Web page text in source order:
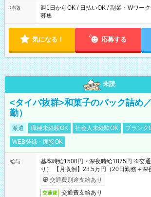
特徴
週1日からOK / 日払いOK / 副業・Wワー
募集
気になる！ 応募する
未読
<タイパ抜群>和菓子のパック詰め
勤）
派遣 職種未経験OK 社会人未経験OK
ブランク
WEB登録・面接OK
給与
基本時給1500円・深夜時給1875円 ※交
り） 【月収例】28.5万円（20日勤務＋深
合）交通費別途支給あり
交通費 交通費支給あり